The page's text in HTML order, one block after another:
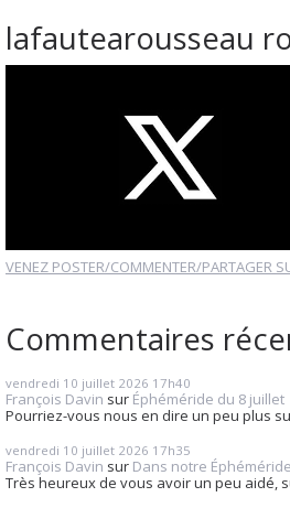
lafautearousseau
VENEZ POSTER/COMMENTER/PARTAGER
Commentaires
vendredi 10 juillet 2026 17h40
François Davin sur Éphéméride du 8 juillet
Pourriez-vous nous en dire un peu plus
vendredi 10 juillet 2026 17h35
François Davin sur Dans notre
Très heureux de vous avoir un peu aidé,